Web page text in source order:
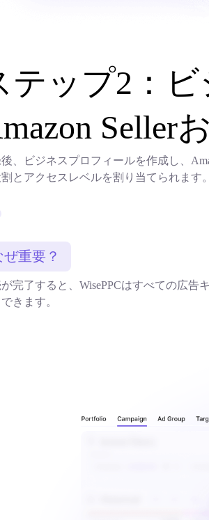
テップ2：
Seller
、ビジネスプロフィールを作成し、
とアクセスレベルを割り当てられます。
ぜ重要？
完了すると、WisePPCはすべての広
きます。